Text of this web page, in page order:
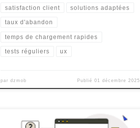
satisfaction client solutions adaptées
taux d'abandon
temps de chargement rapides
tests réguliers ux
pardzmob Publié 01 décembre 2025